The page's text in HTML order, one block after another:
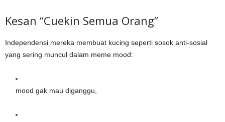
Kesan “Cuekin Semua Orang”
Independensi mereka membuat kucing seperti sosok anti-sosial
yang sering muncul dalam meme mood:
mood gak mau diganggu,